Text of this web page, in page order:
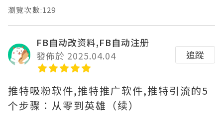
瀏覽次數:129
FB自动改资料,FB自动注册
發佈於 2025.04.04
追蹤
推特吸粉软件,推特推广软件,推特引流的5
个步骤：从零到英雄（续）